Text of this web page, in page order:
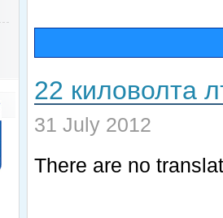
22 киловолта
31 July 2012
There are no